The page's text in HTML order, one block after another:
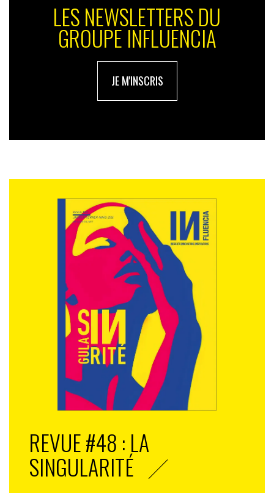
LES NEWSLETTERS DU
GROUPE INFLUENCIA
JE M'INSCRIS
REVUE #48 : LA
SINGULARITÉ